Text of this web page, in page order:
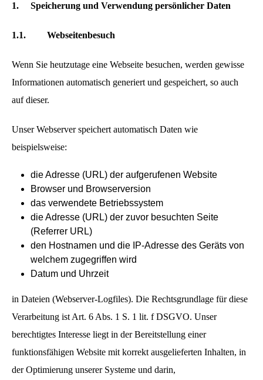
1. Speicherung und Verwendung persönlicher Daten
1.1. Webseitenbesuch
Wenn Sie heutzutage eine Webseite besuchen, werden gewisse
Informationen automatisch generiert und gespeichert, so auch
auf dieser.
Unser Webserver speichert automatisch Daten wie
beispielsweise:
die Adresse (URL) der aufgerufenen Website
Browser und Browserversion
das verwendete Betriebssystem
die Adresse (URL) der zuvor besuchten Seite
(Referrer URL)
den Hostnamen und die IP-Adresse des Geräts von
welchem zugegriffen wird
Datum und Uhrzeit
in Dateien (Webserver-Logfiles). Die Rechtsgrundlage für diese
Verarbeitung ist Art. 6 Abs. 1 S. 1 lit. f DSGVO. Unser
berechtigtes Interesse liegt in der Bereitstellung einer
funktionsfähigen Website mit korrekt ausgelieferten Inhalten, in
der Optimierung unserer Systeme und darin,